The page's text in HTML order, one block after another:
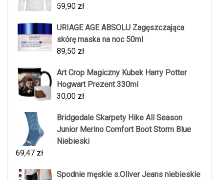
59,90 zł
URIAGE AGE ABSOLU Zagęszczająca
skórę maska na noc 50ml
89,50 zł
Art Crop Magiczny Kubek Harry Potter
Hogwart Prezent 330ml
30,00 zł
Bridgedale Skarpety Hike All Season
Junior Merino Comfort Boot Storm Blue
Niebieski
69,47 zł
Spodnie męskie s.Oliver Jeans niebieskie